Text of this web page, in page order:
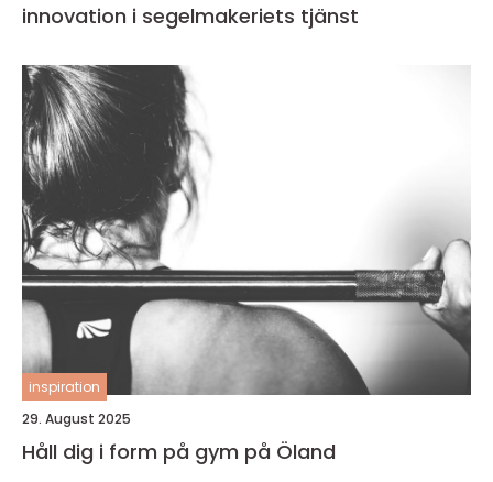
innovation i segelmakeriets tjänst
inspiration
29. August 2025
Håll dig i form på gym på Öland